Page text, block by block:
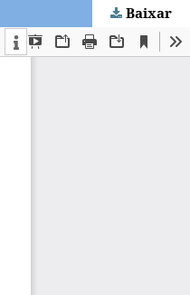
Baixar